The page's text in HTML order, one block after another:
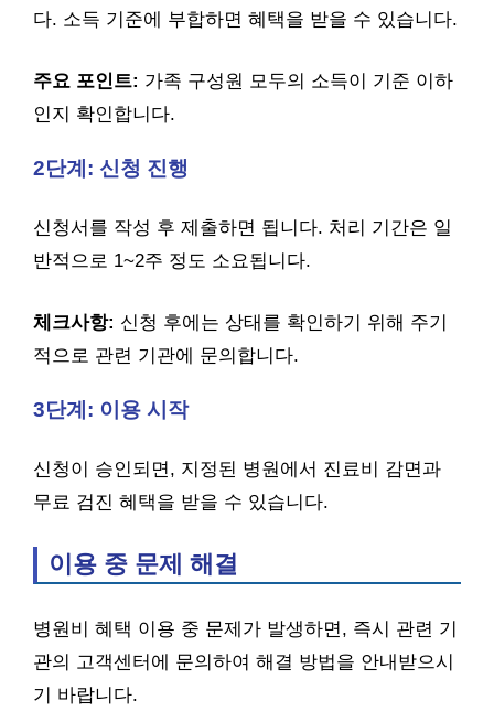
다. 소득 기준에 부합하면 혜택을 받을 수 있습니다.
주요 포인트: 가족 구성원 모두의 소득이 기준 이하
인지 확인합니다.
2단계: 신청 진행
신청서를 작성 후 제출하면 됩니다. 처리 기간은 일
반적으로 1~2주 정도 소요됩니다.
체크사항: 신청 후에는 상태를 확인하기 위해 주기
적으로 관련 기관에 문의합니다.
3단계: 이용 시작
신청이 승인되면, 지정된 병원에서 진료비 감면과
무료 검진 혜택을 받을 수 있습니다.
이용 중 문제 해결
병원비 혜택 이용 중 문제가 발생하면, 즉시 관련 기
관의 고객센터에 문의하여 해결 방법을 안내받으시
기 바랍니다.